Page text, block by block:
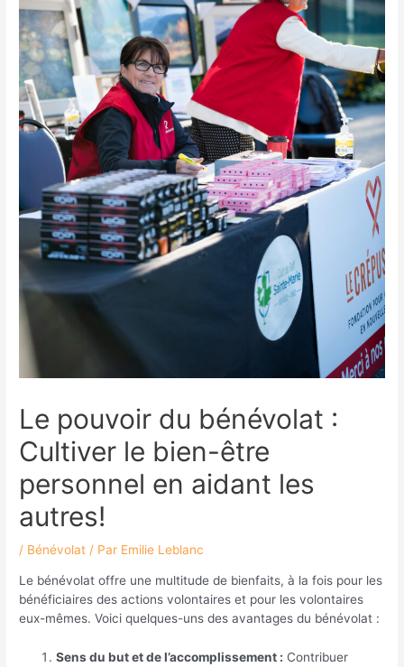
Le pouvoir du bénévolat :
Cultiver le bien-être
personnel en aidant les
autres!
/ Bénévolat / Par Emilie Leblanc
Le bénévolat offre une multitude de bienfaits, à la fois pour les
bénéficiaires des actions volontaires et pour les volontaires
eux-mêmes. Voici quelques-uns des avantages du bénévolat :
Sens du but et de l’accomplissement : Contribuer